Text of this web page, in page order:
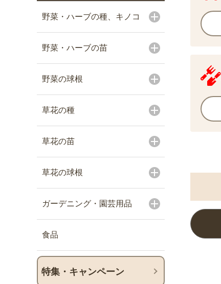
野菜・ハーブの種、キノコ
野菜・ハーブの苗
野菜の球根
草花の種
草花の苗
草花の球根
ガーデニング・園芸用品
食品
特集・キャンペーン